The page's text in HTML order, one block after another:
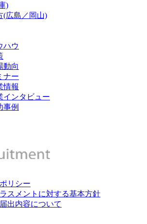
)
(広島／岡山)
ハウ
動向
ナー
情報
インタビュー
事例
リシー
スメントに対する基本方針
出内容について